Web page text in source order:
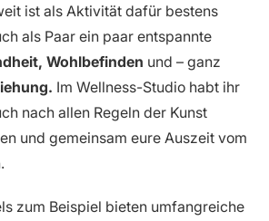
ist als Aktivität dafür bestens
als Paar ein paar entspannte
Wohlbefinden und – ganz
Im Wellness-Studio habt ihr
nach allen Regeln der Kunst
und gemeinsam eure Auszeit vom
zum Beispiel bieten umfangreiche